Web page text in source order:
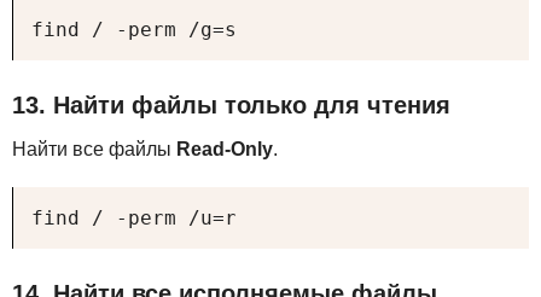
find / -perm /g=s
13. Найти файлы только для чтения
Найти все файлы Read-Only.
find / -perm /u=r